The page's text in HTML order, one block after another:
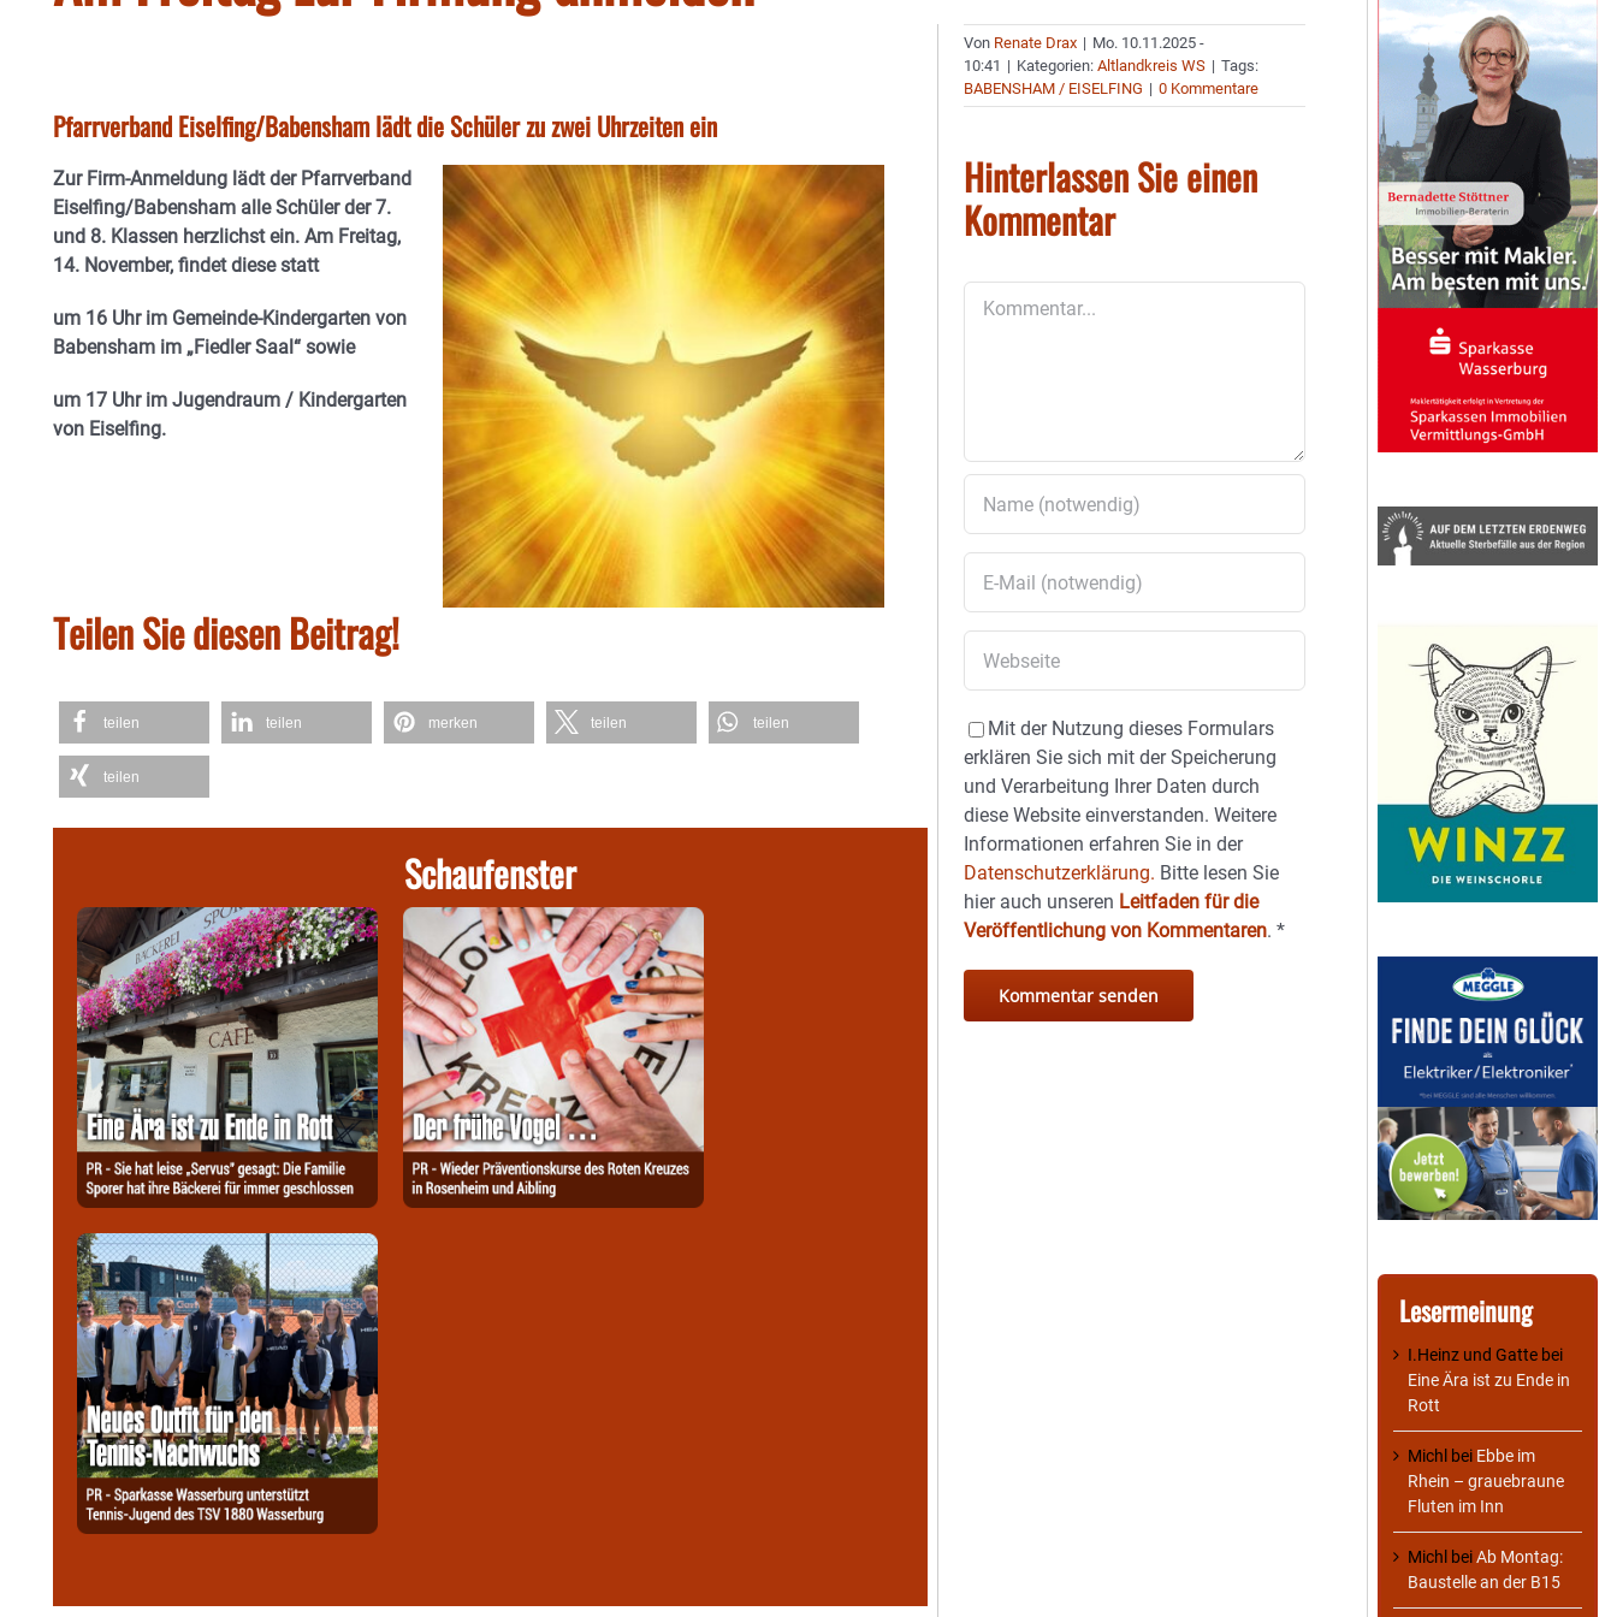
Pfarrverband Eiselfing/Babensham lädt die Schüler zu zwei Uhrzeiten ein
Zur Firm-Anmeldung lädt der Pfarrverband
Eiselfing/Babensham alle Schüler der 7.
und 8. Klassen herzlichst ein. Am Freitag,
14. November, findet diese statt
um 16 Uhr im Gemeinde-Kindergarten von
Babensham im „Fiedler Saal“ sowie
um 17 Uhr im Jugendraum / Kindergarten
von Eiselfing.
Teilen Sie diesen Beitrag!
teilen teilen merken teilen teilen
teilen
Schaufenster
Von Renate Drax | Mo. 10.11.2025 -
10:41 | Kategorien:Altlandkreis WS | Tags:
BABENSHAM / EISELFING | 0 Kommentare
Hinterlassen Sie einen
Kommentar
Mit der Nutzung dieses Formulars
erklären Sie sich mit der Speicherung
und Verarbeitung Ihrer Daten durch
diese Website einverstanden. Weitere
Informationen erfahren Sie in der
Datenschutzerklärung. Bitte lesen Sie
hier auch unseren Leitfaden für die
Veröffentlichung von Kommentaren.*
Lesermeinung
I.Heinz und Gatte bei
Eine Ära ist zu Ende in
Rott
Michl bei Ebbe im
Rhein – grauebraune
Fluten im Inn
Michl beiAb Montag:
Baustelle an der B15